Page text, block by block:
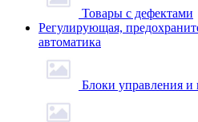
Товары с дефектами
Регулирующая,
автоматика
Блоки управления и